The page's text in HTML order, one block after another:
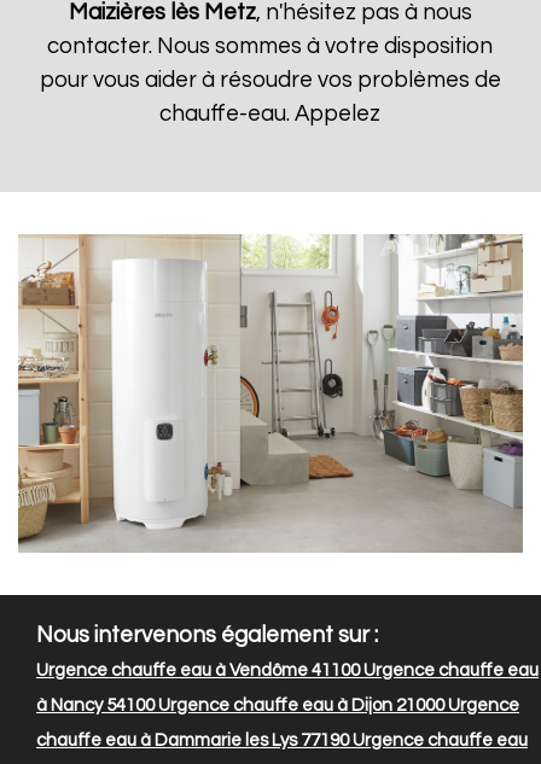
Maizières lès Metz, n'hésitez pas à nous
contacter. Nous sommes à votre disposition
pour vous aider à résoudre vos problèmes de
chauffe-eau. Appelez
Nous intervenons également sur :
Urgence chauffe eau à Vendôme 41100Urgence chauffe eau
à Nancy 54100Urgence chauffe eau à Dijon 21000Urgence
chauffe eau à Dammarie les Lys 77190Urgence chauffe eau